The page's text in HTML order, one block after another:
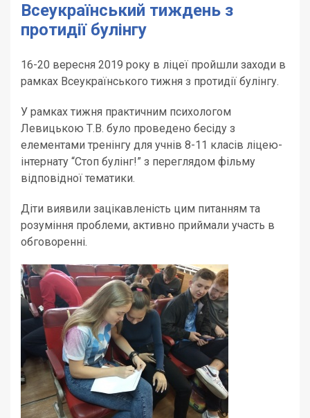
Всеукраїнський тиждень з
протидії булінгу
16-20 вересня 2019 року в ліцеї пройшли заходи в
рамках Всеукраїнського тижня з протидії булінгу.
У рамках тижня практичним психологом
Левицькою Т.В. було проведено бесіду з
елементами тренінгу для учнів 8-11 класів ліцею-
інтернату “Стоп булінг!” з переглядом фільму
відповідної тематики.
Діти виявили зацікавленість цим питанням та
розуміння проблеми, активно приймали участь в
обговоренні.